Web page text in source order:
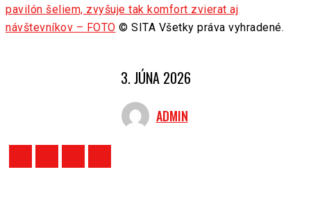
pavilón šeliem, zvyšuje tak komfort zvierat aj
návštevníkov – FOTO © SITA Všetky práva vyhradené.
3. JÚNA 2026
ADMIN